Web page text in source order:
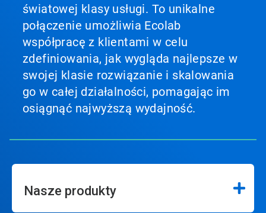
światowej klasy usługi. To unikalne
połączenie umożliwia Ecolab
współpracę z klientami w celu
zdefiniowania, jak wygląda najlepsze w
swojej klasie rozwiązanie i skalowania
go w całej działalności, pomagając im
osiągnąć najwyższą wydajność.
Nasze produkty